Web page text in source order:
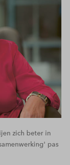
zich beter in
pas